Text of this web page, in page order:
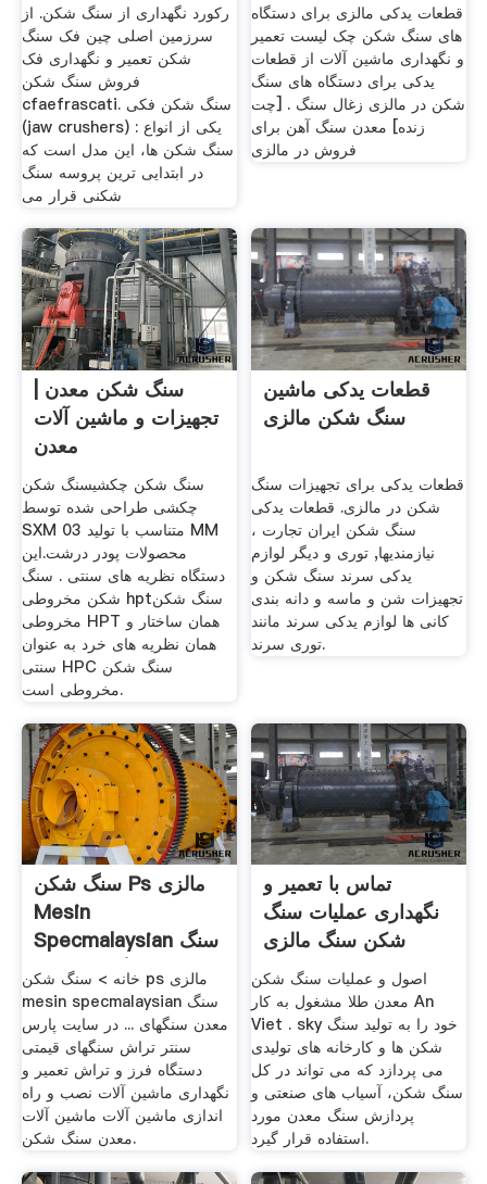
رکورد نگهداری از سنگ شکن. از
سرزمین اصلی چین فک سنگ
شکن تعمیر و نگهداری فک
فروش سنگ شکن
cfaefrascati. سنگ شکن فکی
(jaw crushers) : یکی از انواع
سنگ شکن ها، این مدل است که
در ابتدایی ترین پروسه سنگ
شکنی قرار می
قطعات یدکی مالزی برای دستگاه
های سنگ شکن چک لیست تعمیر
و نگهداری ماشین آلات از قطعات
یدکی برای دستگاه های سنگ
شکن در مالزی زغال سنگ . [چت
زنده] معدن سنگ آهن برای
فروش در مالزی
سنگ شکن معدن |
تجهیزات و ماشین آلات
معدن
سنگ شکن چکشیسنگ شکن
چکشی طراحی شده توسط
SXM متناسب با تولید 03 MM
محصولات پودر درشت.این
دستگاه نظریه های سنتی . سنگ
شکن مخروطی hptسنگ شکن
مخروطی HPT همان ساختار و
همان نظریه های خرد به عنوان
سنتی HPC سنگ شکن
مخروطی است.
قطعات یدکی ماشین
سنگ شکن مالزی
قطعات یدکی برای تجهیزات سنگ
شکن در مالزی. قطعات یدکی
سنگ شکن ایران تجارت ،
نیازمندیها, توری و دیگر لوازم
یدکی سرند سنگ شکن و
تجهیزات شن و ماسه و دانه بندی
کانی ها لوازم یدکی سرند مانند
توری سرند.
سنگ شکن Ps مالزی
Mesin
Specmalaysian سنگ
معدن سنگهای قیمتی
خانه > سنگ شکن ps مالزی
mesin specmalaysian سنگ
معدن سنگهای ... در سایت پارس
سنتر تراش سنگهای قیمتی
دستگاه فرز و تراش تعمیر و
نگهداری ماشین آلات نصب و راه
اندازی ماشین آلات ماشین آلات
معدن سنگ شکن.
تماس با تعمیر و
نگهداری عملیات سنگ
شکن سنگ مالزی
اصول و عملیات سنگ شکن
معدن طلا مشغول به کار An
Viet . sky خود را به تولید سنگ
شکن ها و کارخانه های تولیدی
می پردازد که می تواند در کل
سنگ شکن، آسیاب های صنعتی و
پردازش سنگ معدن مورد
استفاده قرار گیرد.